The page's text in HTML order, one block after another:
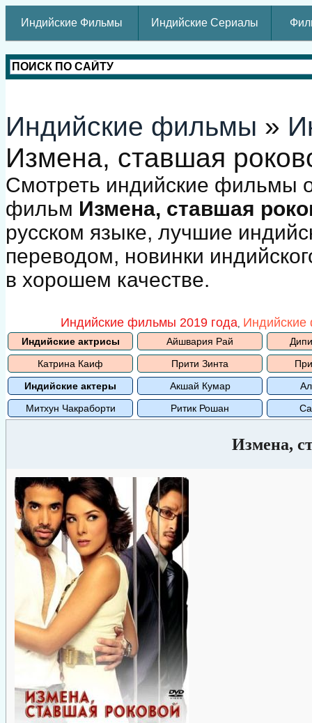
Индийские Фильмы Индийские Сериалы
Индийские фильмы »
Измена, ставшая
Смотреть индийские фильмы
фильм Измена, ставшая
русском языке, лучшие
переводом, новинки
в хорошем качестве.
Индийские фильмы 2019 года,
Индийские актрисы Айшвария Рай
Катрина Каиф
Прити Зинта
Индийские актеры
Акшай Кумар
Митхун Чакраборти
Ритик Рошан
Измена,